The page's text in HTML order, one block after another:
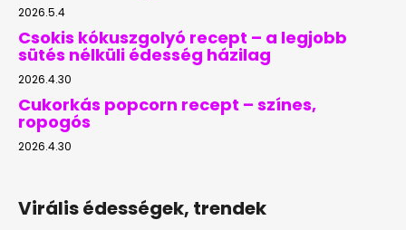
2026.5.4
Csokis kókuszgolyó recept – a legjobb
sütés nélküli édesség házilag
2026.4.30
Cukorkás popcorn recept – színes,
ropogós
2026.4.30
Virális édességek, trendek